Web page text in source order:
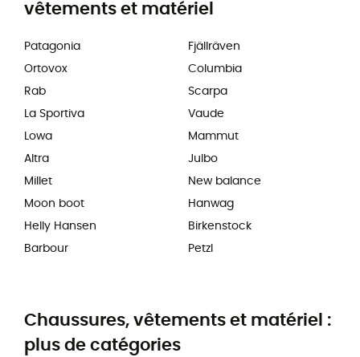
vêtements et matériel
Patagonia
Ortovox
Rab
La Sportiva
Lowa
Altra
Millet
Moon boot
Helly Hansen
Barbour
Fjällräven
Columbia
Scarpa
Vaude
Mammut
Julbo
New balance
Hanwag
Birkenstock
Petzl
Chaussures, vêtements et matériel :
plus de catégories